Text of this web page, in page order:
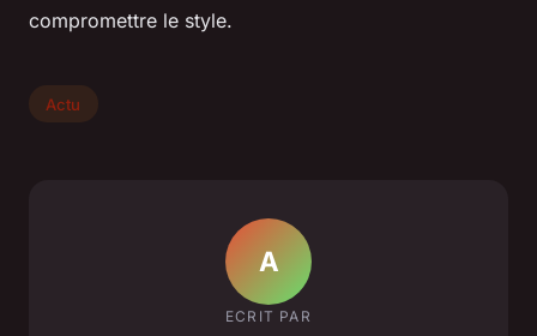
compromettre le style.
Actu
A
ECRIT PAR